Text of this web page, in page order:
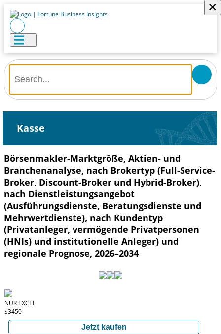
×
Kasse
Börsenmakler-Marktgröße, Aktien- und
Branchenanalyse, nach Brokertyp (Full-Service-
Broker, Discount-Broker und Hybrid-Broker),
nach Dienstleistungsangebot
(Ausführungsdienste, Beratungsdienste und
Mehrwertdienste), nach Kundentyp
(Privatanleger, vermögende Privatpersonen
(HNIs) und institutionelle Anleger) und
regionale Prognose, 2026–2034
NUR EXCEL
$3450
Jetzt kaufen